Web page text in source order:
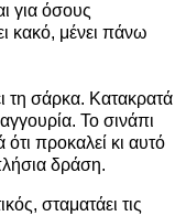
για όσους
κακό, μένει πάνω
τη σάρκα. Κατακρατά
Το σινάπι
ότι προκαλεί κι αυτό
δράση.
σταματάει τις